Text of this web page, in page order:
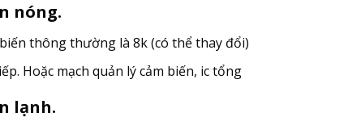
nóng.
thông thường là 8k (có thể thay đổi)
Hoặc mạch quản lý cảm biến, ic tổng
lạnh.